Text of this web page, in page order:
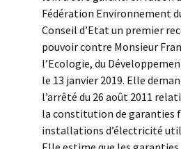
Fédération Environnement
Conseil d’Etat un premier
pouvoir contre Monsieur
l’Ecologie, du
le 13 janvier 2019. Elle
l’arrêté du 26 août 2011
la constitution de garanties
installations d’électricité